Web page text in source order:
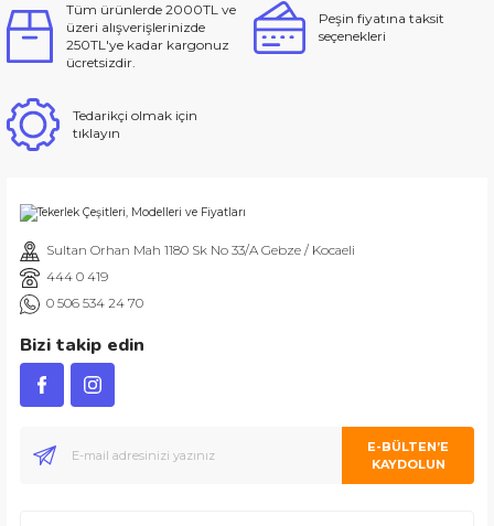
Tüm ürünlerde 2000TL ve
üzeri alışverişlerinizde
250TL'ye kadar kargonuz
ücretsizdir.
Peşin fiyatına taksit
seçenekleri
Tedarikçi olmak için
tıklayın
Sultan Orhan Mah 1180 Sk No 33/A Gebze / Kocaeli
444 0 419
0 506 534 24 70
Bizi takip edin
E-BÜLTEN’E
KAYDOLUN